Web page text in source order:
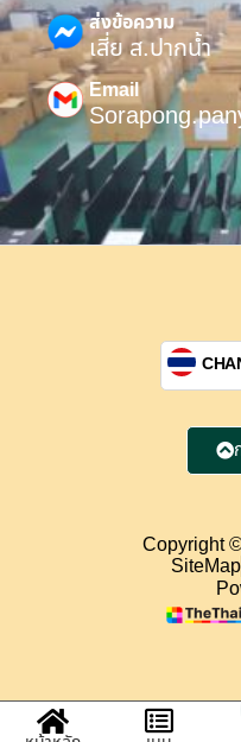
ส่งข้อความ
เสี่ย ส.ปากน้ำ
Email
Copyright
SiteMap